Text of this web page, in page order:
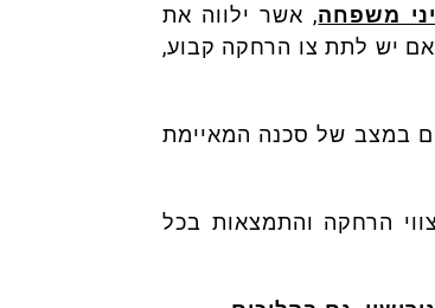
משפחה, אשר ילווה את
יש לתת צו הרחקה קבוע,
במצב של סכנה המאיימת
הרחקה והתמצאות בכל